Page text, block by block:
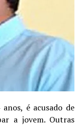
é acusado de
a jovem. Outras